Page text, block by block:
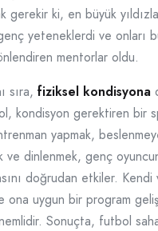
gerekir ki, en büyük
yeteneklerdi ve onları
mentorlar oldu.
sıra, fiziksel kondisyona
kondisyon gerektiren bir
yapmak,
ve dinlenmek, genç
doğrudan etkiler. Kendi
ona uygun bir program
Sonuçta, futbol